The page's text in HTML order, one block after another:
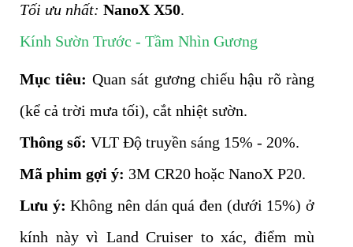
Tối ưu nhất: NanoX X50.
Kính Sườn Trước - Tầm Nhìn Gương
Mục tiêu: Quan sát gương chiếu hậu rõ ràng
(kể cả trời mưa tối), cắt nhiệt sườn.
Thông số: VLT Độ truyền sáng 15% - 20%.
Mã phim gợi ý: 3M CR20 hoặc NanoX P20.
Lưu ý: Không nên dán quá đen (dưới 15%) ở
kính này vì Land Cruiser to xác, điểm mù